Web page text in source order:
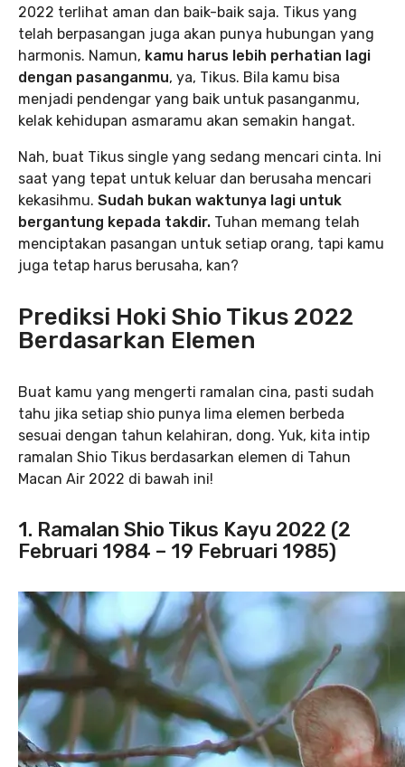
2022 terlihat aman dan baik-baik saja. Tikus yang
telah berpasangan juga akan punya hubungan yang
harmonis. Namun, kamu harus lebih perhatian lagi
dengan pasanganmu, ya, Tikus. Bila kamu bisa
menjadi pendengar yang baik untuk pasanganmu,
kelak kehidupan asmaramu akan semakin hangat.
Nah, buat Tikus single yang sedang mencari cinta. Ini
saat yang tepat untuk keluar dan berusaha mencari
kekasihmu. Sudah bukan waktunya lagi untuk
bergantung kepada takdir. Tuhan memang telah
menciptakan pasangan untuk setiap orang, tapi kamu
juga tetap harus berusaha, kan?
Prediksi Hoki Shio Tikus 2022
Berdasarkan Elemen
Buat kamu yang mengerti ramalan cina, pasti sudah
tahu jika setiap shio punya lima elemen berbeda
sesuai dengan tahun kelahiran, dong. Yuk, kita intip
ramalan Shio Tikus berdasarkan elemen di Tahun
Macan Air 2022 di bawah ini!
1. Ramalan Shio Tikus Kayu 2022 (2
Februari 1984 – 19 Februari 1985)